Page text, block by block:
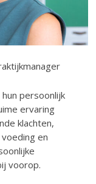
persoonlijk
ervaring
klachten,
en
voorop.